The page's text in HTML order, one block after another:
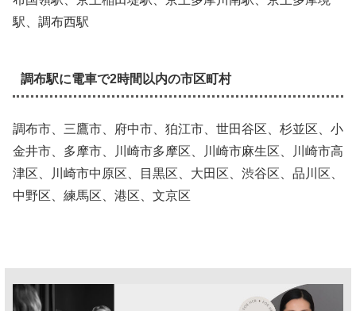
駅、調布西駅
調布駅に電車で2時間以内の市区町村
調布市、三鷹市、府中市、狛江市、世田谷区、杉並区、小
金井市、多摩市、川崎市多摩区、川崎市麻生区、川崎市高
津区、川崎市中原区、目黒区、大田区、渋谷区、品川区、
中野区、練馬区、港区、文京区